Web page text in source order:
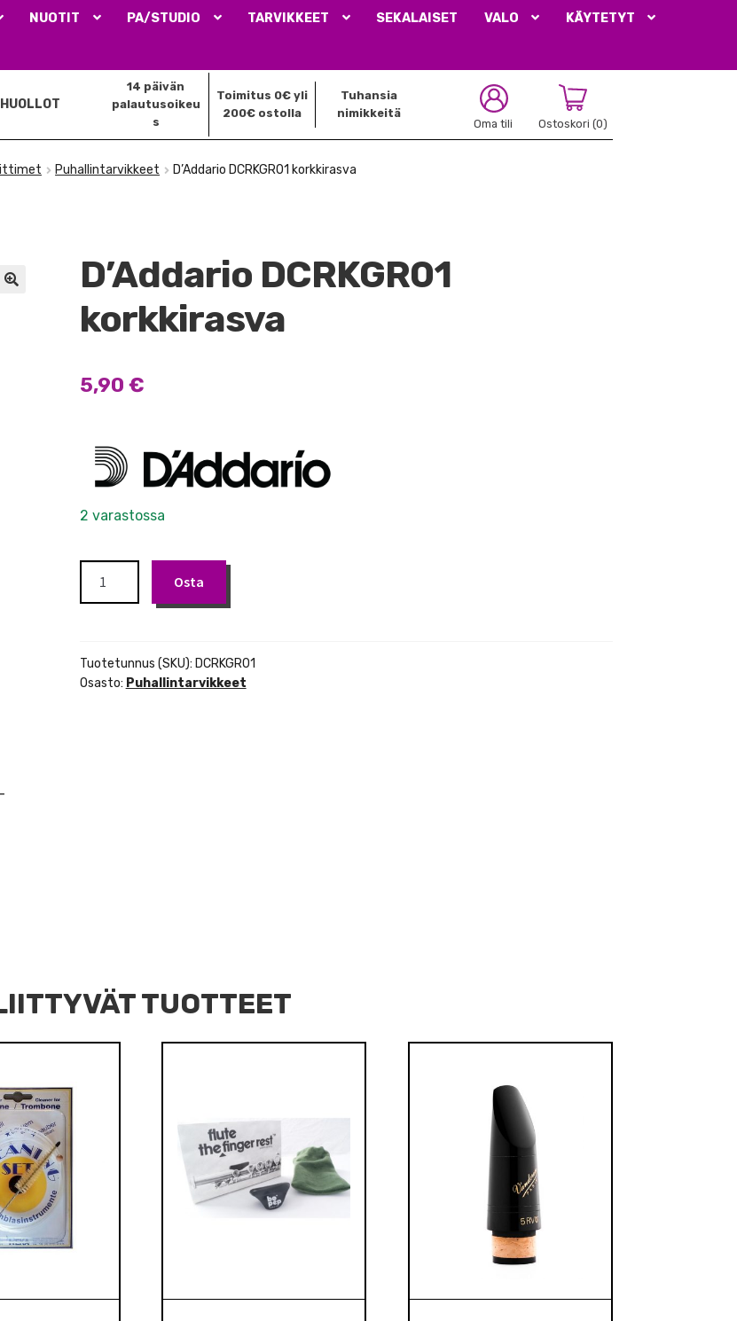
NUOTIT PA/STUDIO TARVIKKEET SEKALAISET VALO KÄYTETYT
Oma tili Ostoskori (0)
14 päivän
palautusoikeu
s
Toimitus 0€ yli
200€ ostolla
Tuhansia
nimikkeitä
Puhallintarvikkeet D’Addario DCRKGR01 korkkirasva
D’Addario DCRKGR01
korkkirasva
5,90 €
2 varastossa
Osta
Tuotetunnus (SKU): DCRKGR01
Osasto: Puhallintarvikkeet
TUOTTEET